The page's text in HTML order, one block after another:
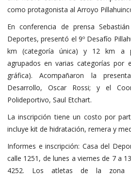
como protagonista al Arroyo
En conferencia de prensa
Deportes, presentó el 9º Desafío
km (categoría única) y 12 km a
agrupados en varias categorías por
gráfica). Acompañaron la
Desarrollo, Oscar Rossi; y el
Polideportivo, Saul Etchart.
La inscripción tiene un costo por
incluye kit de hidratación, remera y
Informes e inscripción: Casa del
calle 1251, de lunes a viernes de 7 a
4252. Los atletas de la zona